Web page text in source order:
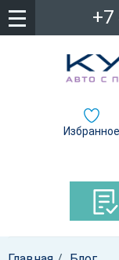
+7
Избранное